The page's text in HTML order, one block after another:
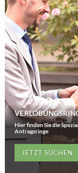
Hier finden Sie die
Antragsringe
JETZT SUCHEN